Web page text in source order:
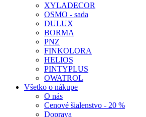
XYLADECOR
OSMO - sada
DULUX
BORMA
PNZ
FINKOLORA
HELIOS
PINTYPLUS
OWATROL
Všetko o nákupe
O nás
Cenové šialenstvo - 20 %
Doprava